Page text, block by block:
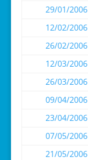
29/01/2006
12/02/2006
26/02/2006
12/03/2006
26/03/2006
09/04/2006
23/04/2006
07/05/2006
21/05/2006